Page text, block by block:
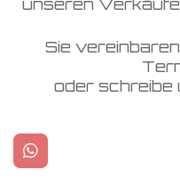
Sie
oder schreibe
W
h